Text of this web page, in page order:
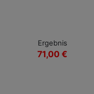
Ergebnis
71,00 €